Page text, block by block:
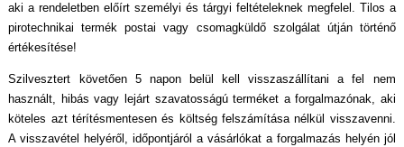
aki a rendeletben előírt személyi és tárgyi feltételeknek megfelel. Tilos a
pirotechnikai termék postai vagy csomagküldő szolgálat útján történő
értékesítése!
Szilvesztert követően 5 napon belül kell visszaszállítani a fel nem
használt, hibás vagy lejárt szavatosságú terméket a forgalmazónak, aki
köteles azt térítésmentesen és költség felszámítása nélkül visszavenni.
A visszavétel helyéről, időpontjáról a vásárlókat a forgalmazás helyén jól